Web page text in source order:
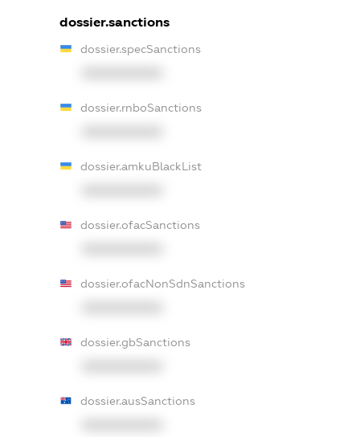
dossier.sanctions
dossier.specSanctions
dossier.rnboSanctions
dossier.amkuBlackList
dossier.ofacSanctions
dossier.ofacNonSdnSanctions
dossier.gbSanctions
dossier.ausSanctions